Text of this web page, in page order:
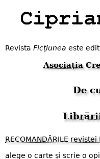
Revista Ficțiunea este
Asociația
De
RECOMANDĂRILE
alege o carte și scrie o